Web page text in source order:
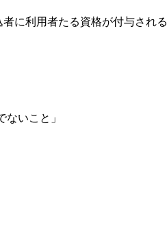
に利用者たる資格が付与され
いこと」